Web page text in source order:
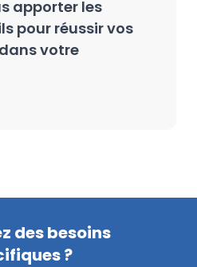
apporter les
pour réussir vos
votre
des besoins
?